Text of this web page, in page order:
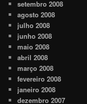
setembro 2008
agosto 2008
julho 2008
junho 2008
maio 2008
abril 2008
março 2008
fevereiro 2008
janeiro 2008
dezembro 2007